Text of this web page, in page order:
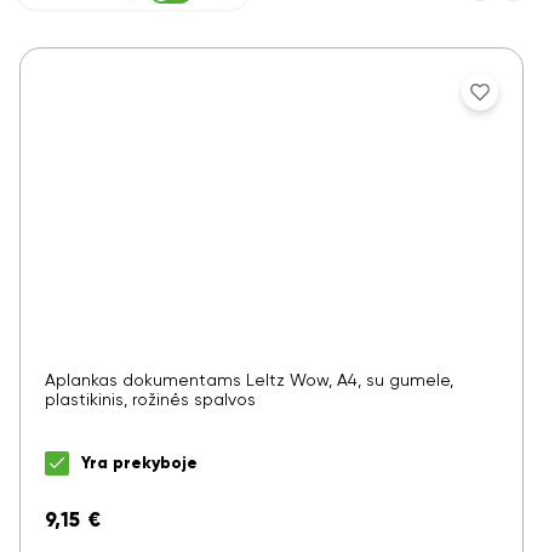
Aplankas dokumentams LeItz Wow, A4, su gumele,
plastikinis, rožinės spalvos
Yra prekyboje
9,15 €